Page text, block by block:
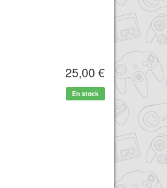
25,00 €
En stock